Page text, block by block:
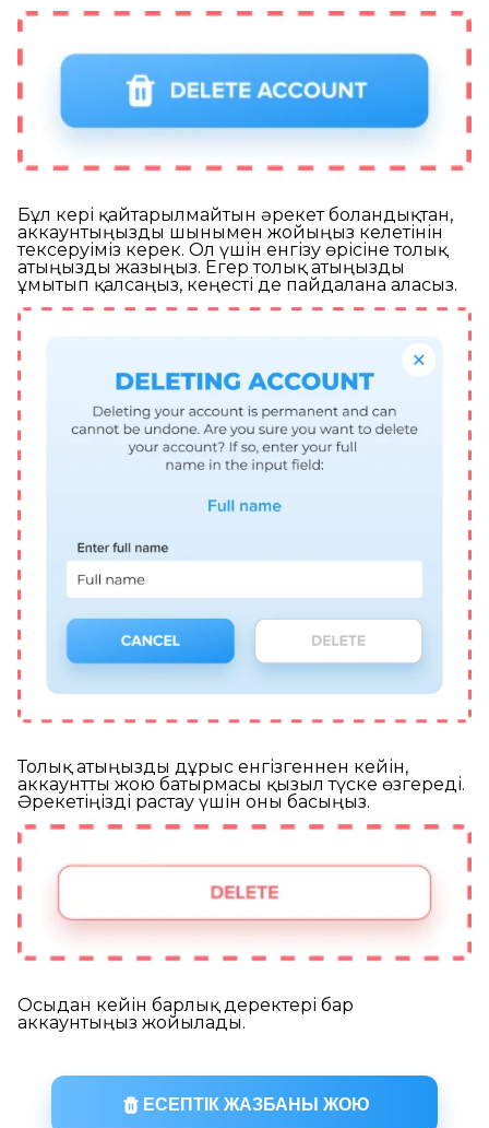
Бұл кері қайтарылмайтын әрекет болғандықтан,
аккаунтыңызды шынымен жойғыңыз келетінін
тексеруіміз керек. Ол үшін енгізу өрісіне толық
атыңызды жазыңыз. Егер толық атыңызды
ұмытып қалсаңыз, кеңесті де пайдалана аласыз.
Толық атыңызды дұрыс енгізгеннен кейін,
аккаунтты жою батырмасы қызыл түске өзгереді.
Әрекетіңізді растау үшін оны басыңыз.
Осыдан кейін барлық деректері бар
аккаунтыңыз жойылады.
ЕСЕПТІК ЖАЗБАНЫ ЖОЮ